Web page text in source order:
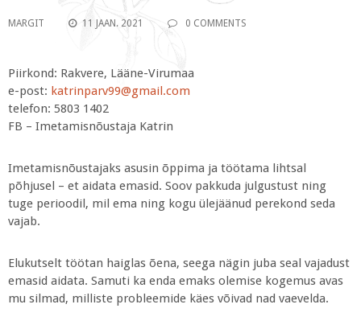
MARGIT 11 JAAN. 2021 0 COMMENTS
Piirkond: Rakvere, Lääne-Virumaa
e-post: katrinparv99@gmail.com
telefon: 5803 1402
FB – Imetamisnõustaja Katrin
Imetamisnõustajaks asusin õppima ja töötama lihtsal
põhjusel – et aidata emasid. Soov pakkuda julgustust ning
tuge perioodil, mil ema ning kogu ülejäänud perekond seda
vajab.
Elukutselt töötan haiglas õena, seega nägin juba seal vajadust
emasid aidata. Samuti ka enda emaks olemise kogemus avas
mu silmad, milliste probleemide käes võivad nad vaevelda.